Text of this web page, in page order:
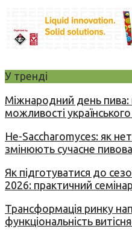
У тренді
Міжнародний день пива:
можливості
Не-Saccharomyces: як
змінюють сучасне
Як підготуватися до
2026: практичний
Трансформація ринку
функціональність